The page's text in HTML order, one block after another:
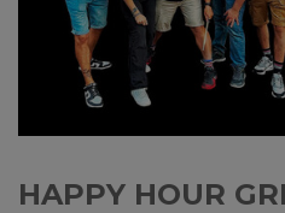
HAPPY HOUR